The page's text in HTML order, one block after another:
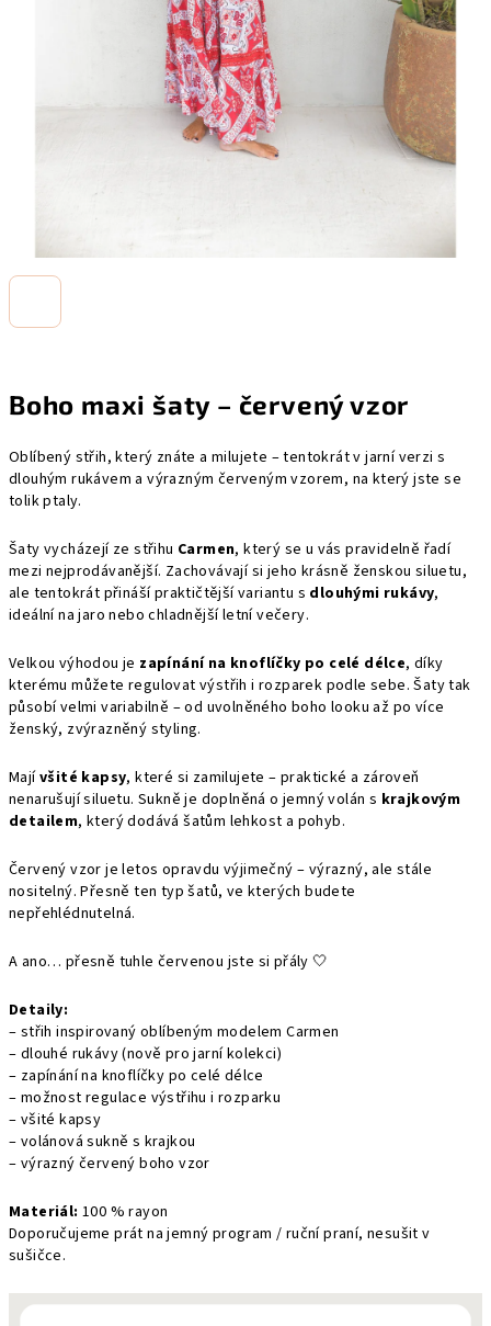
Boho maxi šaty – červený vzor
Oblíbený střih, který znáte a milujete – tentokrát v jarní verzi s
dlouhým rukávem a výrazným červeným vzorem, na který jste se
tolik ptaly.
Šaty vycházejí ze střihu Carmen, který se u vás pravidelně řadí
mezi nejprodávanější. Zachovávají si jeho krásně ženskou siluetu,
ale tentokrát přináší praktičtější variantu s dlouhými rukávy,
ideální na jaro nebo chladnější letní večery.
Velkou výhodou je zapínání na knoflíčky po celé délce, díky
kterému můžete regulovat výstřih i rozparek podle sebe. Šaty tak
působí velmi variabilně – od uvolněného boho looku až po více
ženský, zvýrazněný styling.
Majívšité kapsy, které si zamilujete – praktické a zároveň
nenarušují siluetu. Sukně je doplněná o jemný volán s krajkovým
detailem, který dodává šatům lehkost a pohyb.
Červený vzor je letos opravdu výjimečný – výrazný, ale stále
nositelný. Přesně ten typ šatů, ve kterých budete
nepřehlédnutelná.
A ano… přesně tuhle červenou jste si přály 🤍
Detaily:
– střih inspirovaný oblíbeným modelem Carmen
– dlouhé rukávy (nově pro jarní kolekci)
– zapínání na knoflíčky po celé délce
– možnost regulace výstřihu i rozparku
– všité kapsy
– volánová sukně s krajkou
– výrazný červený boho vzor
Materiál: 100 % rayon
Doporučujeme prát na jemný program / ruční praní, nesušit v
sušičce.